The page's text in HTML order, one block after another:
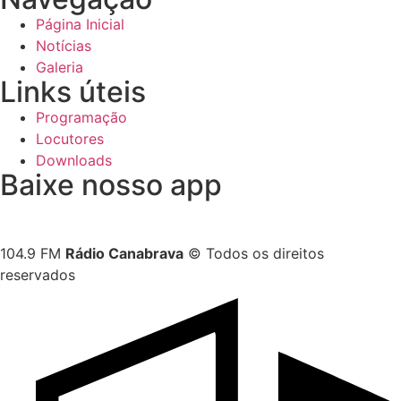
Página Inicial
Notícias
Galeria
Links úteis
Programação
Locutores
Downloads
Baixe nosso app
104.9 FM Rádio Canabrava © Todos os direitos
reservados